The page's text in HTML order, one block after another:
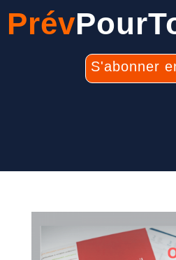
Prév
S'abonner